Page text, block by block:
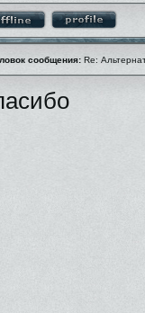
сообщения: Re: